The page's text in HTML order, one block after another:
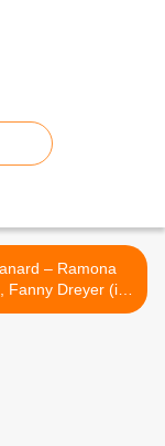
– Ramona
Fanny Dreyer (ill.)
>